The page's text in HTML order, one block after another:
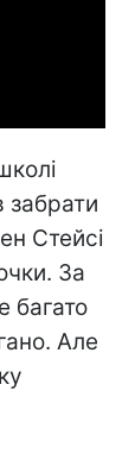
забрати
Стейсі
За
багато
Але